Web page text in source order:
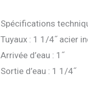
Spécifications
Tuyaux : 1 1/4˝ acier
Arrivée d’eau : 1˝
Sortie d’eau : 1 1/4˝